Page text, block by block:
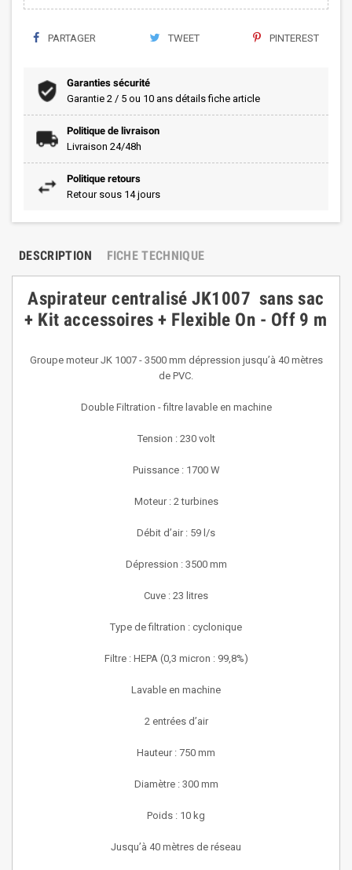
PARTAGER TWEET PINTEREST
Garanties sécurité
Garantie 2 / 5 ou 10 ans détails fiche article
Politique de livraison
Livraison 24/48h
Politique retours
Retour sous 14 jours
DESCRIPTION FICHE TECHNIQUE
Aspirateur centralisé JK1007 sans sac
+ Kit accessoires + Flexible On - Off 9 m
Groupe moteur JK 1007 - 3500 mm dépression jusqu’à 40 mètres
de PVC.
Double Filtration - filtre lavable en machine
Tension : 230 volt
Puissance : 1700 W
Moteur : 2 turbines
Débit d’air : 59 l/s
Dépression : 3500 mm
Cuve : 23 litres
Type de filtration : cyclonique
Filtre : HEPA (0,3 micron : 99,8%)
Lavable en machine
2 entrées d’air
Hauteur : 750 mm
Diamètre : 300 mm
Poids : 10 kg
Jusqu’à 40 mètres de réseau